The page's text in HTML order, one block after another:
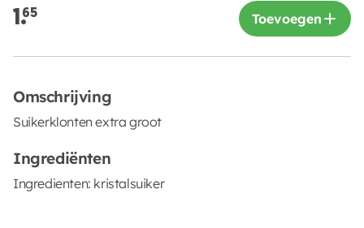
1.65 Toevoegen
Omschrijving
Suikerklonten extra groot
Ingrediënten
Ingredienten: kristalsuiker